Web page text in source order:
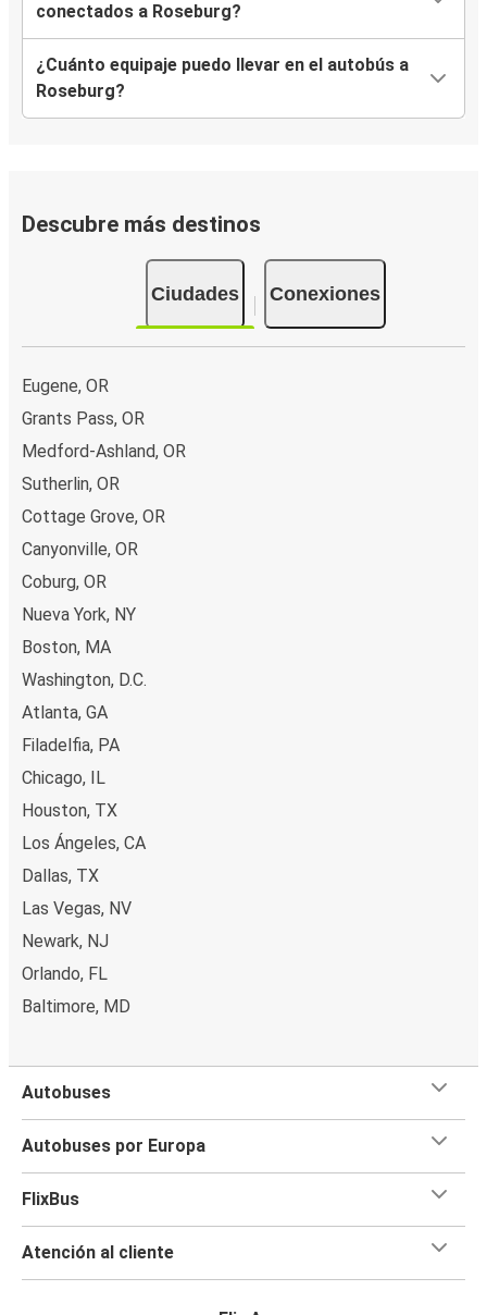
conectados a Roseburg?
¿Cuánto equipaje puedo llevar en el autobús a
Roseburg?
Descubre más destinos
Ciudades Conexiones
Eugene, OR
Grants Pass, OR
Medford-Ashland, OR
Sutherlin, OR
Cottage Grove, OR
Canyonville, OR
Coburg, OR
Nueva York, NY
Boston, MA
Washington, D.C.
Atlanta, GA
Filadelfia, PA
Chicago, IL
Houston, TX
Los Ángeles, CA
Dallas, TX
Las Vegas, NV
Newark, NJ
Orlando, FL
Baltimore, MD
Autobuses
Autobuses por Europa
FlixBus
Atención al cliente